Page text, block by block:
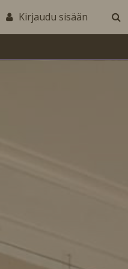
Kirjaudu sisään